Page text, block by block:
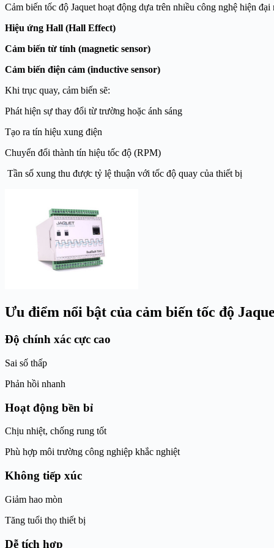
Cảm biến tốc độ Jaquet hoạt động dựa trên nhiều công nghệ hiện đại
Hiệu ứng Hall (Hall Effect)
Cảm biến từ tính (magnetic sensor)
Cảm biến điện cảm (inductive sensor)
Khi trục quay, cảm biến sẽ:
Phát hiện sự thay đổi từ trường hoặc ánh sáng
Tạo ra tín hiệu xung điện
Chuyển đổi thành tín hiệu tốc độ (RPM)
Tần số xung thu được tỷ lệ thuận với tốc độ quay của thiết bị
Ưu điểm nổi bật của cảm biến tốc độ
Độ chính xác cực cao
Sai số thấp
Phản hồi nhanh
Hoạt động bền bỉ
Chịu nhiệt, chống rung tốt
Phù hợp môi trường công nghiệp khắc nghiệt
Không tiếp xúc
Giảm hao mòn
Tăng tuổi thọ thiết bị
Dễ tích hợp